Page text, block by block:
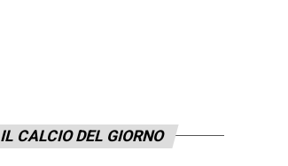
IL CALCIO DEL GIORNO